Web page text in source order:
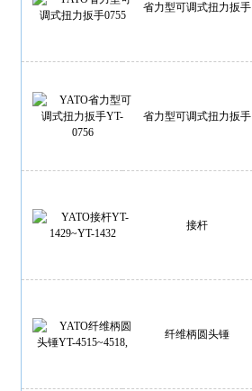
省力型可调式扭力扳手
省力型可调式扭力扳手
接杆
纤维柄圆头锤